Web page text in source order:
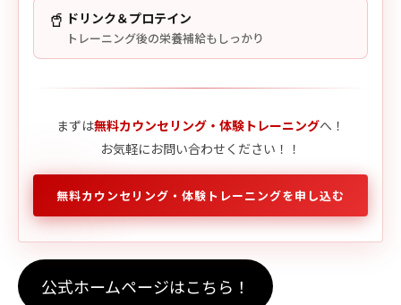
🥤 ドリンク＆プロテイン
トレーニング後の栄養補給もしっかり
まずは無料カウンセリング・体験トレーニングへ！
お気軽にお問い合わせください！！
無料カウンセリング・体験トレーニングを申し込む
公式ホームページはこちら！